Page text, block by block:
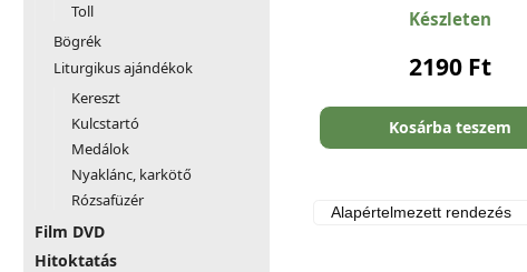
Készleten
2190 Ft
Kosárba teszem
Toll
Bögrék
Liturgikus ajándékok
Kereszt
Kulcstartó
Medálok
Nyaklánc, karkötő
Rózsafüzér
Film DVD
Hitoktatás